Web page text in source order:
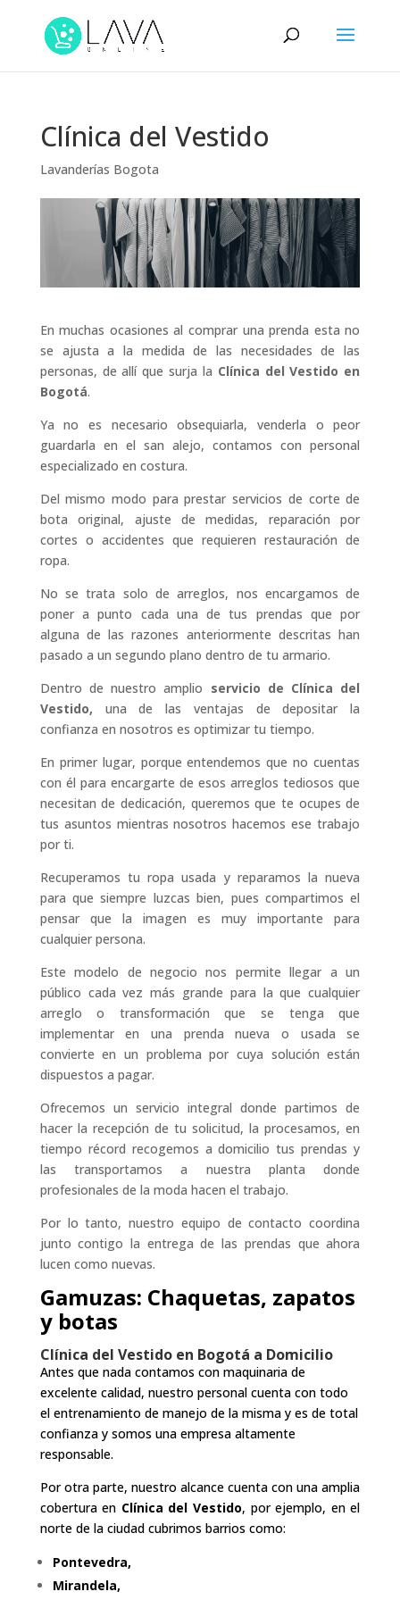
Clínica del Vestido
Lavanderías Bogota
En muchas ocasiones al comprar una prenda esta no
se ajusta a la medida de las necesidades de las
personas, de allí que surja la Clínica del Vestido en
Bogotá.
Ya no es necesario obsequiarla, venderla o peor
guardarla en el san alejo, contamos con personal
especializado en costura.
Del mismo modo para prestar servicios de corte de
bota original, ajuste de medidas, reparación por
cortes o accidentes que requieren restauración de
ropa.
No se trata solo de arreglos, nos encargamos de
poner a punto cada una de tus prendas que por
alguna de las razones anteriormente descritas han
pasado a un segundo plano dentro de tu armario.
Dentro de nuestro amplio servicio de Clínica del
Vestido, una de las ventajas de depositar la
confianza en nosotros es optimizar tu tiempo.
En primer lugar, porque entendemos que no cuentas
con él para encargarte de esos arreglos tediosos que
necesitan de dedicación, queremos que te ocupes de
tus asuntos mientras nosotros hacemos ese trabajo
por ti.
Recuperamos tu ropa usada y reparamos la nueva
para que siempre luzcas bien, pues compartimos el
pensar que la imagen es muy importante para
cualquier persona.
Este modelo de negocio nos permite llegar a un
público cada vez más grande para la que cualquier
arreglo o transformación que se tenga que
implementar en una prenda nueva o usada se
convierte en un problema por cuya solución están
dispuestos a pagar.
Ofrecemos un servicio integral donde partimos de
hacer la recepción de tu solicitud, la procesamos, en
tiempo récord recogemos a domicilio tus prendas y
las transportamos a nuestra planta donde
profesionales de la moda hacen el trabajo.
Por lo tanto, nuestro equipo de contacto coordina
junto contigo la entrega de las prendas que ahora
lucen como nuevas.
Gamuzas: Chaquetas, zapatos
y botas
Clínica del Vestido en Bogotá a Domicilio
Antes que nada contamos con maquinaria de
excelente calidad, nuestro personal cuenta con todo
el entrenamiento de manejo de la misma y es de total
confianza y somos una empresa altamente
responsable.
Por otra parte, nuestro alcance cuenta con una amplia
cobertura en Clínica del Vestido, por ejemplo, en el
norte de la ciudad cubrimos barrios como:
Pontevedra,
Mirandela,